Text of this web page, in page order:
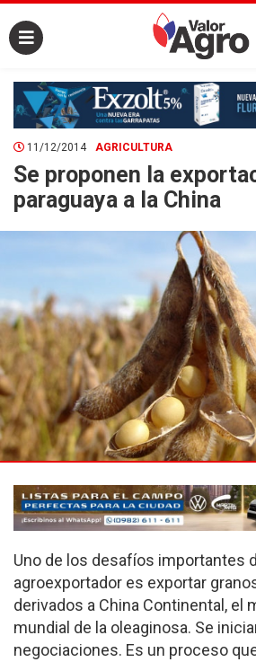
11/12/2014 AGRICULTURA
Se proponen la
paraguaya a la China
Uno de los desafíos importantes
agroexportador es exportar
derivados a China Continental, el
mundial de la oleaginosa. Se
negociaciones. Es un proceso